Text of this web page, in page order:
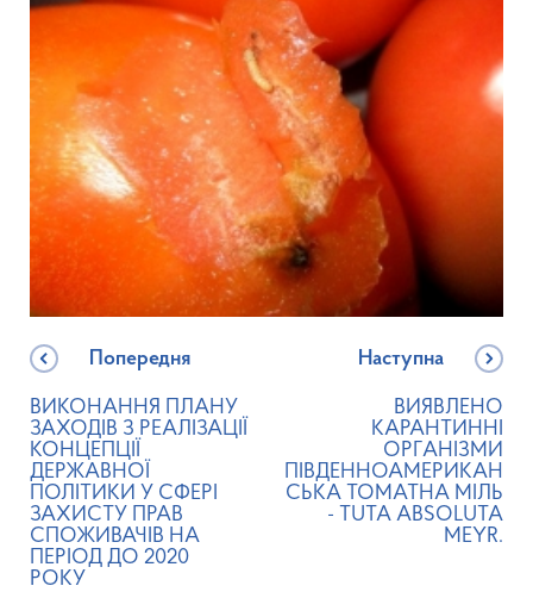
Попередня
ВИКОНАННЯ ПЛАНУ
ЗАХОДІВ З РЕАЛІЗАЦІЇ
КОНЦЕПЦІЇ
ДЕРЖАВНОЇ
ПОЛІТИКИ У СФЕРІ
ЗАХИСТУ ПРАВ
СПОЖИВАЧІВ НА
ПЕРІОД ДО 2020
РОКУ
Наступна
ВИЯВЛЕНО
КАРАНТИННІ
ОРГАНІЗМИ
ПІВДЕННОАМЕРИКАН
СЬКА ТОМАТНА МІЛЬ
- TUTA ABSOLUTA
MEYR.